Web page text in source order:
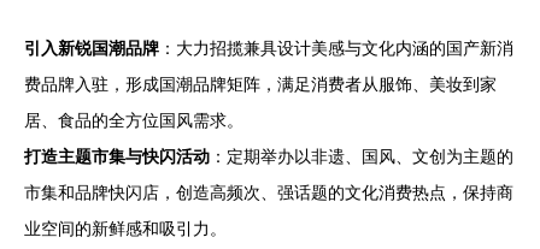
引入新锐国潮品牌 ：大力招揽兼具设计美感与文化内涵的国产新消
费品牌入驻，形成国潮品牌矩阵，满足消费者从服饰、美妆到家
居、食品的全方位国风需求。
打造主题市集与快闪活动 ：定期举办以非遗、国风、文创为主题的
市集和品牌快闪店，创造高频次、强话题的文化消费热点，保持商
业空间的新鲜感和吸引力。